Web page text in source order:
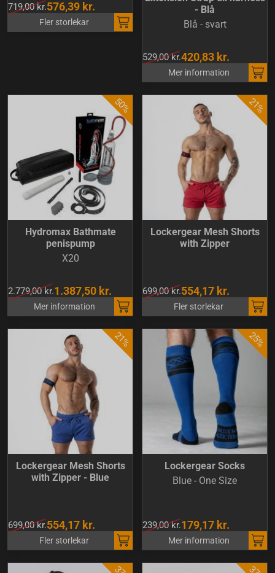
719,00 kr.576,39 kr.
Fler storlekar
- Blå
Blå - svart
529,00 kr.420,83 kr.
Mer information
Hydromax Bathmate
penispump
X20
2.779,00 kr.1.387,50 kr.
Mer information
Lockergear Mesh Shorts
with Zipper
699,00 kr.554,17 kr.
Fler storlekar
Lockergear Mesh Shorts
with Zipper - Blue
699,00 kr.554,17 kr.
Fler storlekar
Lockergear Socks
Blue - One Size
239,00 kr.179,17 kr.
Mer information